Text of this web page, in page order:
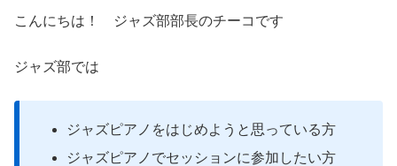
こんにちは！ ジャズ部部長のチーコです
ジャズ部では
ジャズピアノをはじめようと思っている方
ジャズピアノでセッションに参加したい方